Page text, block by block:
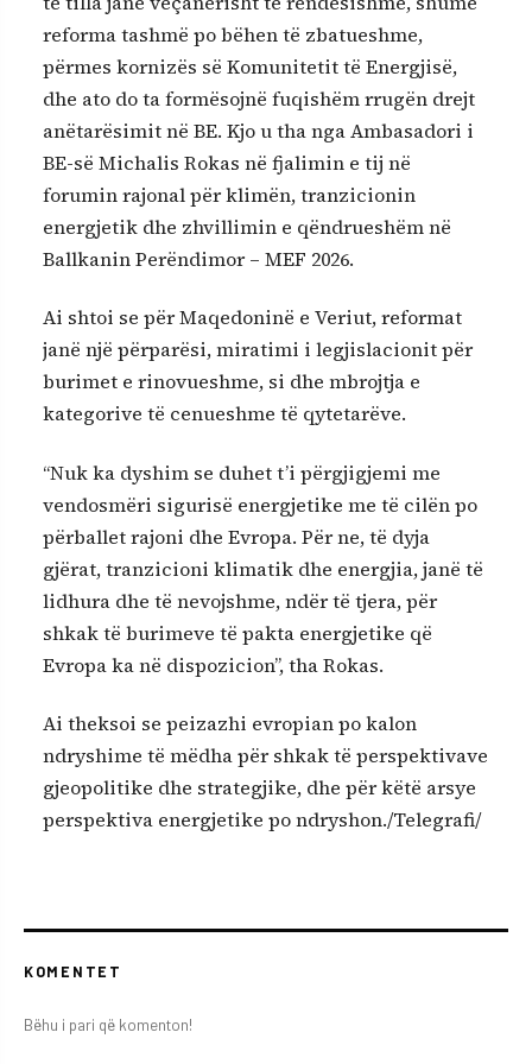
reforma tashmë po bëhen të zbatueshme,
përmes kornizës së Komunitetit të Energjisë,
dhe ato do ta formësojnë fuqishëm rrugën drejt
anëtarësimit në BE. Kjo u tha nga Ambasadori i
BE-së Michalis Rokas në fjalimin e tij në
forumin rajonal për klimën, tranzicionin
energjetik dhe zhvillimin e qëndrueshëm në
Ballkanin Perëndimor – MEF 2026.
Ai shtoi se për Maqedoninë e Veriut, reformat
janë një përparësi, miratimi i legjislacionit për
burimet e rinovueshme, si dhe mbrojtja e
kategorive të cenueshme të qytetarëve.
“Nuk ka dyshim se duhet t’i përgjigjemi me
vendosmëri sigurisë energjetike me të cilën po
përballet rajoni dhe Evropa. Për ne, të dyja
gjërat, tranzicioni klimatik dhe energjia, janë të
lidhura dhe të nevojshme, ndër të tjera, për
shkak të burimeve të pakta energjetike që
Evropa ka në dispozicion”, tha Rokas.
Ai theksoi se peizazhi evropian po kalon
ndryshime të mëdha për shkak të perspektivave
gjeopolitike dhe strategjike, dhe për këtë arsye
perspektiva energjetike po ndryshon./Telegrafi/
KOMENTET
Bëhu i pari që komenton!